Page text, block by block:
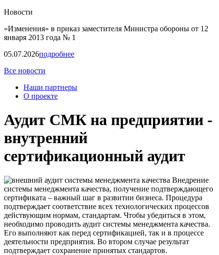
Новости
«Изменения» в приказ заместителя Министра обороны от 12
января 2013 года № 1
05.07.2026подробнее
Все новости
Наши партнеры
О проекте
Аудит СМК на предприятии -
внутренний
сертификационный аудит
Внедрение
системы менеджмента качества, получение подтверждающего
сертификата – важный шаг в развитии бизнеса. Процедура
подтверждает соответствие всех технологических процессов
действующим нормам, стандартам. Чтобы убедиться в этом,
необходимо проводить аудит системы менеджмента качества.
Его выполняют как перед сертификацией, так и в процессе
деятельности предприятия. Во втором случае результат
подтверждает сохранение принятых стандартов.